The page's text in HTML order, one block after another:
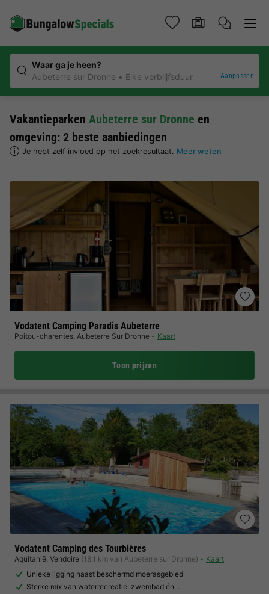
Waar ga je heen?
Aubeterre sur Dronne
Elke verblijfsduur Aanpassen
Vakantieparken Aubeterre sur Dronne en
omgeving: 2 beste aanbiedingen
Je hebt zelf invloed op het zoekresultaat. Meer weten
Vodatent Camping Paradis Aubeterre
Poitou-charentes, Aubeterre Sur Dronne Kaart
Toon prijzen
Vodatent Camping des Tourbières
Aquitanië, Vendoire (18,1 km van Aubeterre sur Dronne)
Kaart
Unieke ligging naast beschermd moerasgebied
Sterke mix van waterrecreatie: zwembad én…